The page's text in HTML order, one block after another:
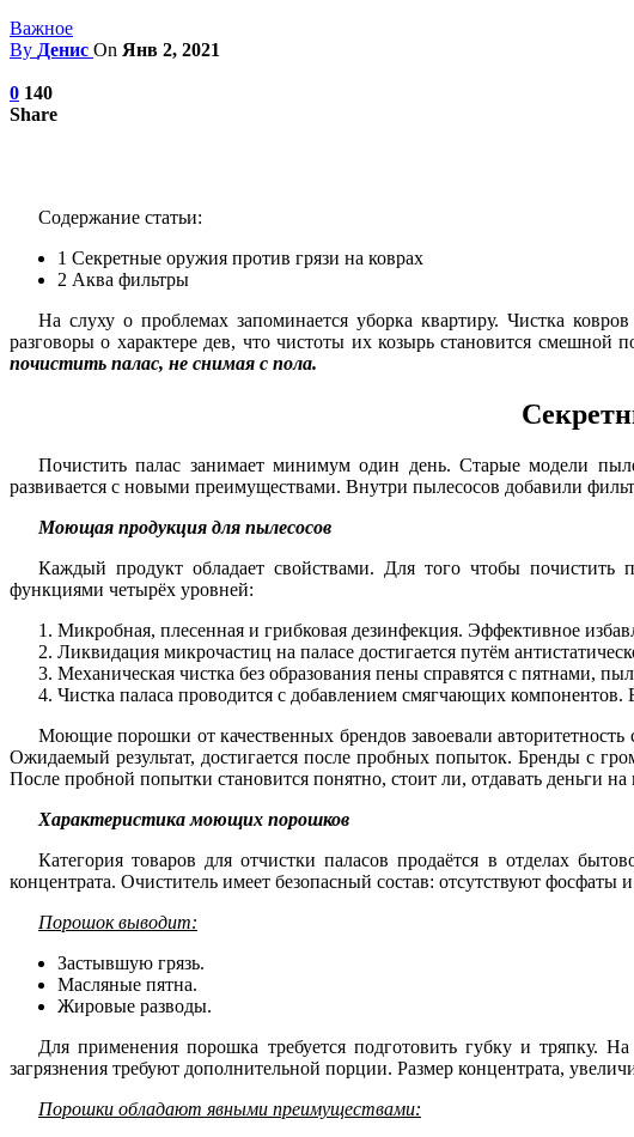
Важное
By Денис On Янв 2, 2021
0 140
Share
Содержание статьи:
1 Секретные оружия против грязи на коврах
2 Аква фильтры
На слуху о проблемах запоминается уборка квартиру. Чистка
разговоры о характере дев, что чистоты их козырь становится смешной
почистить палас, не снимая с пола.
Почистить палас занимает минимум один день. Старые модели
развивается с новыми преимуществами. Внутри пылесосов добавили
Моющая продукция для пылесосов
Каждый продукт обладает свойствами. Для того чтобы
функциями четырёх уровней:
Микробная, плесенная и грибковая дезинфекция. Эффективное
Ликвидация микрочастиц на паласе достигается путём
Механическая чистка без образования пены справятся с пятнами,
Чистка паласа проводится с добавлением смягчающих
Моющие порошки от качественных брендов завоевали
Ожидаемый результат, достигается после пробных попыток. Бренды с
После пробной попытки становится понятно, стоит ли, отдавать деньги на
Характеристика моющих порошков
Категория товаров для отчистки паласов продаётся в отделах
концентрата. Очиститель имеет безопасный состав: отсутствуют
Порошок выводит:
Застывшую грязь.
Масляные пятна.
Жировые разводы.
Для применения порошка требуется подготовить губку и тряпку.
загрязнения требуют дополнительной порции. Размер концентрата,
Порошки обладают явными преимуществами: